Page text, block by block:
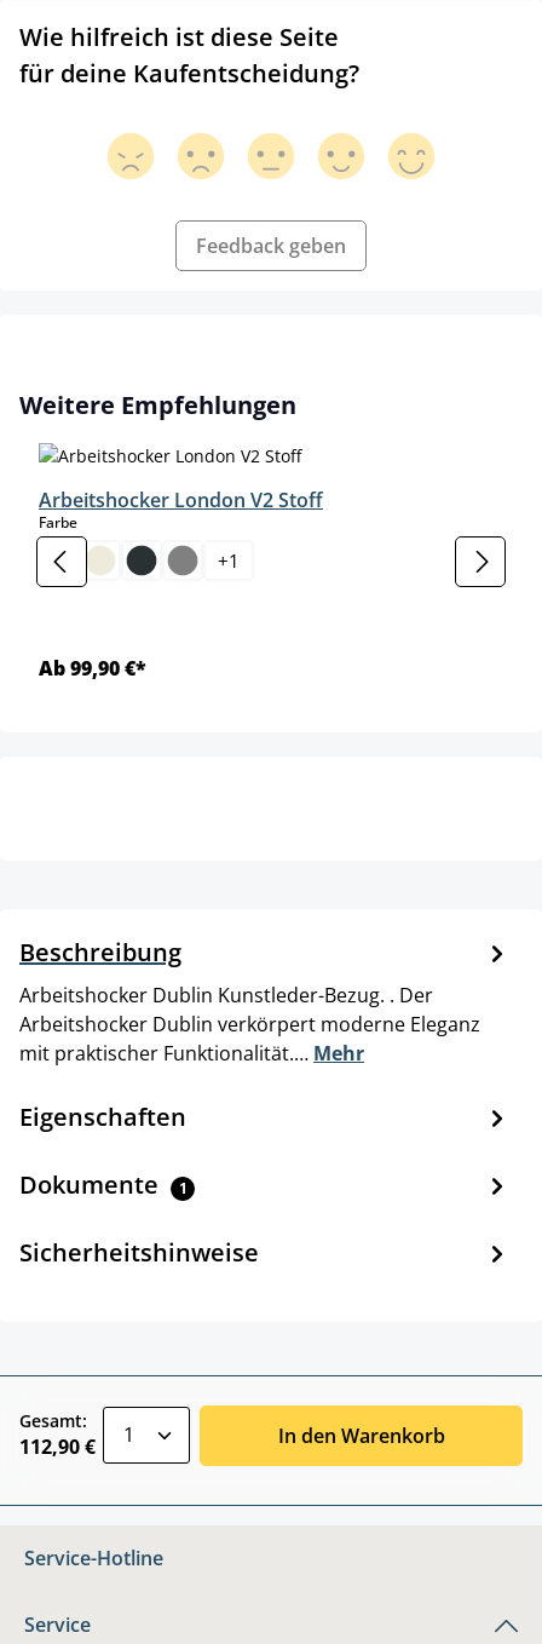
Wie hilfreich ist diese Seite
für deine Kaufentscheidung?
Feedback geben
Produktgalerie überspringen
Weitere Empfehlungen
Arbeitshocker London V2 Stoff
Farbeauswählen
+1
Ab 99,90 €*
Beschreibung
Arbeitshocker Dublin Kunstleder-Bezug. . Der
Arbeitshocker Dublin verkörpert moderne Eleganz
mit praktischer Funktionalität.… Mehr
Eigenschaften
Dokumente 1
Sicherheitshinweise
Gesamt:
112,90 € In den Warenkorb
Service-Hotline
Service